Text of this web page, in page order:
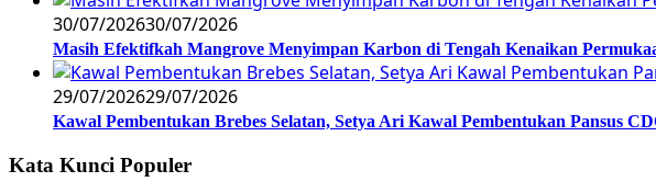
30/07/202630/07/2026
Masih Efektifkah Mangrove Menyimpan Karbon di Tengah Kenaikan
29/07/202629/07/2026
Kawal Pembentukan Brebes Selatan, Setya Ari Kawal Pembentukan Pansus
Kata Kunci Populer